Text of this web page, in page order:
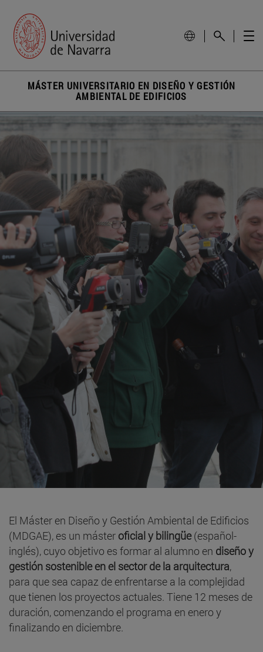
MÁSTER UNIVERSITARIO EN DISEÑO Y GESTIÓN
AMBIENTAL DE EDIFICIOS
El Máster en Diseño y Gestión Ambiental de Edificios
(MDGAE), es un máster oficial y bilingüe(español-
inglés), cuyo objetivo es formar al alumno en diseño y
gestión sostenible en el sector de la arquitectura,
para que sea capaz de enfrentarse a la complejidad
que tienen los proyectos actuales. Tiene 12 meses de
duración, comenzando el programa en enero y
finalizando en diciembre.